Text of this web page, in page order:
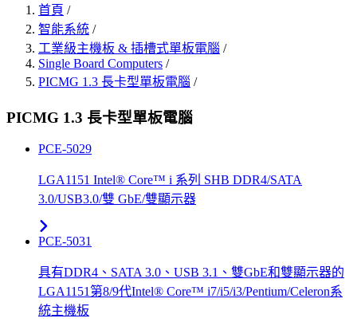
首頁 /
智能系統 /
工業級主機板 & 插槽式單板電腦 /
Single Board Computers /
PICMG 1.3 長卡型單板電腦 /
PICMG 1.3 長卡型單板電腦
PCE-5029
LGA1151 Intel® Core™ i 系列 SHB DDR4/SATA
3.0/USB3.0/雙 GbE/雙顯示器
PCE-5031
具有DDR4、SATA 3.0、USB 3.1、雙GbE和雙顯示器的
LGA1151第8/9代Intel® Core™ i7/i5/i3/Pentium/Celeron系
統主機板